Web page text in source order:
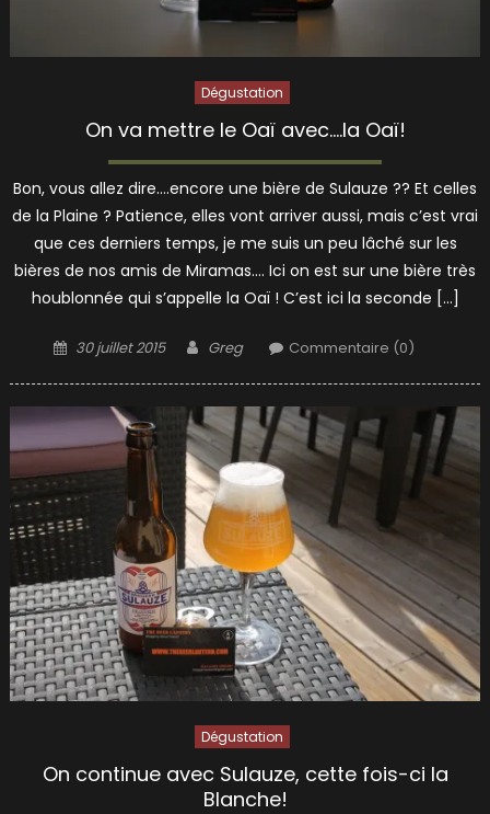
Dégustation
On va mettre le Oaï avec….la Oaï!
Bon, vous allez dire….encore une bière de Sulauze ?? Et celles
de la Plaine ? Patience, elles vont arriver aussi, mais c’est vrai
que ces derniers temps, je me suis un peu lâché sur les
bières de nos amis de Miramas…. Ici on est sur une bière très
houblonnée qui s’appelle la Oaï ! C’est ici la seconde […]
Posted
30 juillet 2015 Author
Greg Commentaire (0)
Dégustation
On continue avec Sulauze, cette fois-ci la
Blanche!